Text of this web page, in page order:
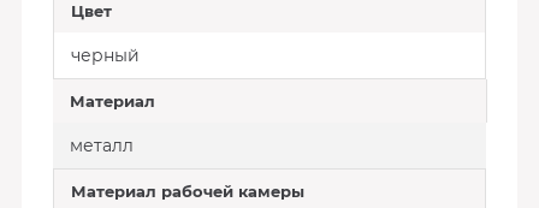
Цвет
черный
Материал
металл
Материал рабочей камеры